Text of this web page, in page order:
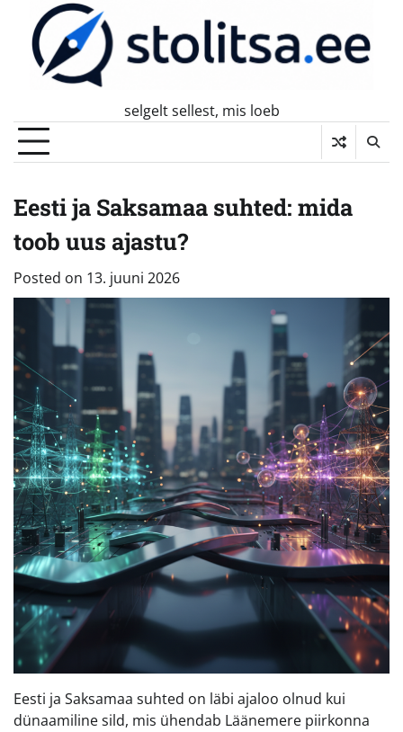
content
selgelt sellest, mis loeb
Eesti ja Saksamaa suhted: mida
toob uus ajastu?
Posted on 13. juuni 2026
Eesti ja Saksamaa suhted on läbi ajaloo olnud kui
dünaamiline sild, mis ühendab Läänemere piirkonna